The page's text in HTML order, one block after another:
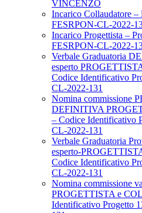
VINCENZO
Incarico Collaudatore
FESRPON-CL-2022-
Incarico Progettista –
FESRPON-CL-2022-
Verbale Graduatoria
esperto
Codice Identificativo
CL-2022-131
Nomina commissione
DEFINITIVA
– Codice Identificativo
CL-2022-131
Verbale Graduatoria
esperto-
Codice Identificativo
CL-2022-131
Nomina commissione
PROGETTISTA e
Identificativo Progetto